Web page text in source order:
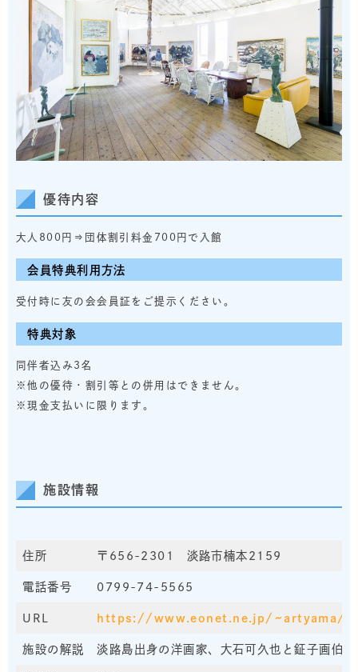
優待内容
大人800円⇒団体割引料金700円で入館
会員特典利用方法
受付時に友の会会員証をご提示ください。
特典対象
同伴者込み3名
※他の優待・割引等との併用はできません。
※現金支払いに限ります。
施設情報
住所 〒656-2301 淡路市楠本2159
電話番号 0799-74-5565
URL https://www.eonet.ne.jp/~artyama/
施設の解説 淡路島出身の洋画家、大石可久也と鉦子画伯